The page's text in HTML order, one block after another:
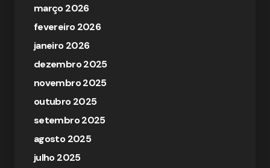
março 2026
fevereiro 2026
janeiro 2026
dezembro 2025
novembro 2025
outubro 2025
setembro 2025
agosto 2025
julho 2025